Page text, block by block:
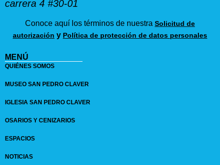
carrera 4 #30-01
Conoce aquí los términos de nuestra Solicitud de
autorización y Política de protección de datos personales
MENÚ
QUIÉNES SOMOS
MUSEO SAN PEDRO CLAVER
IGLESIA SAN PEDRO CLAVER
OSARIOS Y CENIZARIOS
ESPACIOS
NOTICIAS